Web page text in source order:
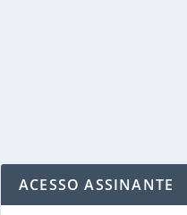
ACESSO ASSINANTE